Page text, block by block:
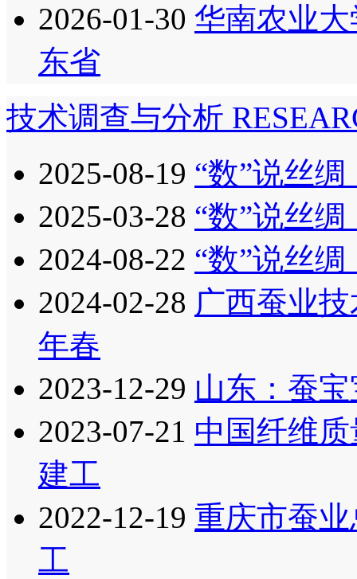
2026-01-30 华南农业
东省
技术调查与分析
2025-08-19 “数”说丝绸
2025-03-28 “数”说丝绸
2024-08-22 “数”说丝绸
2024-02-28 广西蚕业
年春
2023-12-29 山东：蚕
2023-07-21 中国纤维
建工
2022-12-19 重庆市蚕
工